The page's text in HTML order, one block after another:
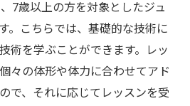
7歳以上の方を対象としたジュ
。こちらでは、基礎的な技術に
術を学ぶことができます。レッ
々の体形や体力に合わせてアド
で、それに応じてレッスンを受